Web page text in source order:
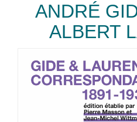
ANDRÉ
ALBERT